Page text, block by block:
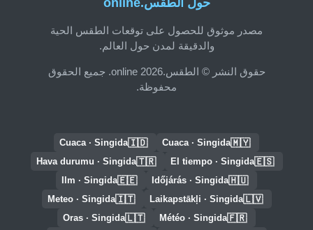
حول الطقس.online
مصدر موثوق للحصول على توقعات الطقس الحية
والدقيقة لمدن حول العالم.
حقوق النشر © الطقس.online 2026. جميع الحقوق
محفوظة.
🇲🇾
Cuaca · Singida
🇮🇩
Cuaca · Singida
🇪🇸
El tiempo · Singida
🇹🇷
Hava durumu · Singida
🇭🇺
Időjárás · Singida
🇪🇪
Ilm · Singida
🇱🇻
Laikapstākļi · Singida
🇮🇹
Meteo · Singida
🇫🇷
Météo · Singida
🇱🇹
Oras · Singida